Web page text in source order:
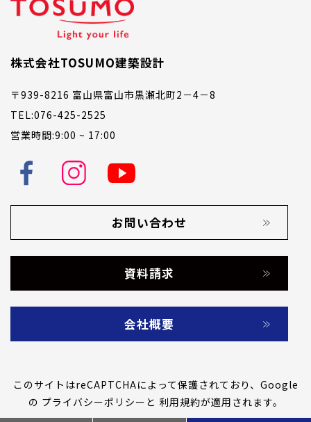
株式会社TOSUMO建築設計
〒939-8216 富山県富山市黒瀬北町2－4－8
TEL:076-425-2525
営業時間:9:00 ~ 17:00
お問い合わせ
資料請求
会社概要
このサイトはreCAPTCHAによって保護されており、Google
の プライバシーポリシー と 利用規約が適用されます。